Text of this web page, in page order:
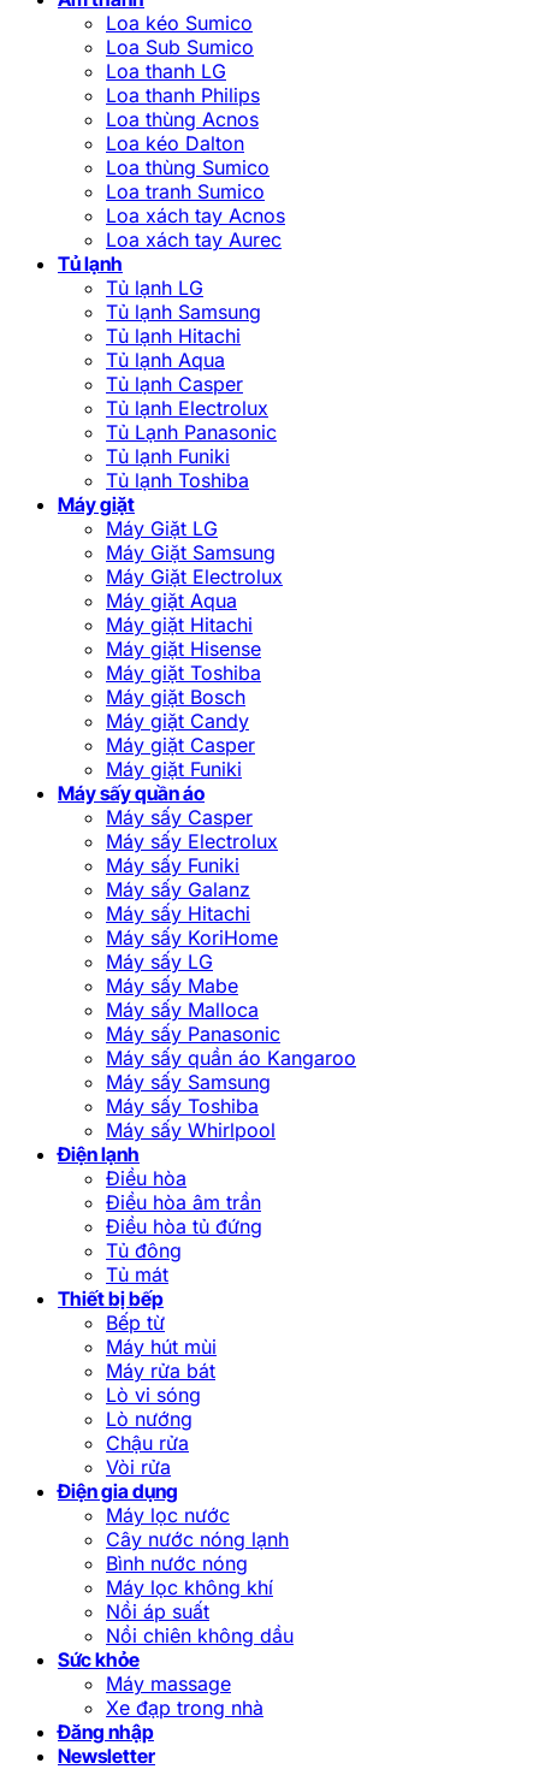
Loa kéo Sumico
Loa Sub Sumico
Loa thanh LG
Loa thanh Philips
Loa thùng Acnos
Loa kéo Dalton
Loa thùng Sumico
Loa tranh Sumico
Loa xách tay Acnos
Loa xách tay Aurec
Tủ lạnh
Tủ lạnh LG
Tủ lạnh Samsung
Tủ lạnh Hitachi
Tủ lạnh Aqua
Tủ lạnh Casper
Tủ lạnh Electrolux
Tủ Lạnh Panasonic
Tủ lạnh Funiki
Tủ lạnh Toshiba
Máy giặt
Máy Giặt LG
Máy Giặt Samsung
Máy Giặt Electrolux
Máy giặt Aqua
Máy giặt Hitachi
Máy giặt Hisense
Máy giặt Toshiba
Máy giặt Bosch
Máy giặt Candy
Máy giặt Casper
Máy giặt Funiki
Máy sấy quần áo
Máy sấy Casper
Máy sấy Electrolux
Máy sấy Funiki
Máy sấy Galanz
Máy sấy Hitachi
Máy sấy KoriHome
Máy sấy LG
Máy sấy Mabe
Máy sấy Malloca
Máy sấy Panasonic
Máy sấy quần áo Kangaroo
Máy sấy Samsung
Máy sấy Toshiba
Máy sấy Whirlpool
Điện lạnh
Điều hòa
Điều hòa âm trần
Điều hòa tủ đứng
Tủ đông
Tủ mát
Thiết bị bếp
Bếp từ
Máy hút mùi
Máy rửa bát
Lò vi sóng
Lò nướng
Chậu rửa
Vòi rửa
Điện gia dụng
Máy lọc nước
Cây nước nóng lạnh
Bình nước nóng
Máy lọc không khí
Nồi áp suất
Nồi chiên không dầu
Sức khỏe
Máy massage
Xe đạp trong nhà
Đăng nhập
Newsletter